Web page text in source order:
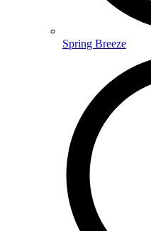
Spring Breeze